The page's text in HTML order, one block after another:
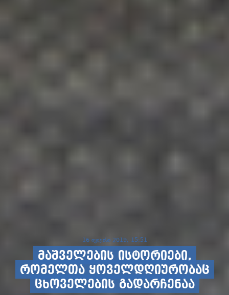
16 ივლისი 2019, 15:51
მაშველების ისტორიები,
რომელთა ყოველდღიურობაც
ცხოველების გადარჩენაა